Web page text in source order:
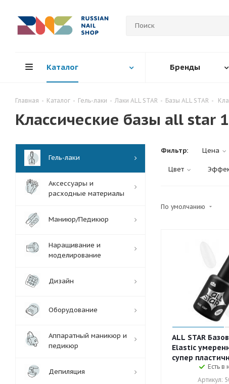
Каталог Бренды
Главная - Каталог - Гель-лаки - Лаки ALL STAR - Базы ALL STAR -
Классические базы all star
Фильтр: Цена
Цвет
По умолчанию
ALL STAR
Elastic
супер
Есть в
Артикул:
Гель-лаки
Аксессуары и
расходные материалы
Маниюр/Педикюр
Наращивание и
моделирование
Дизайн
Оборудование
Аппаратный маникюр и
педикюр
Депиляция